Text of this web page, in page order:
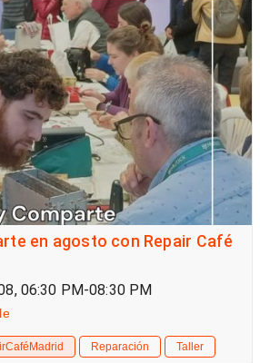
en agosto con Repair Café
06:30 PM-08:30 PM
Reparación Taller